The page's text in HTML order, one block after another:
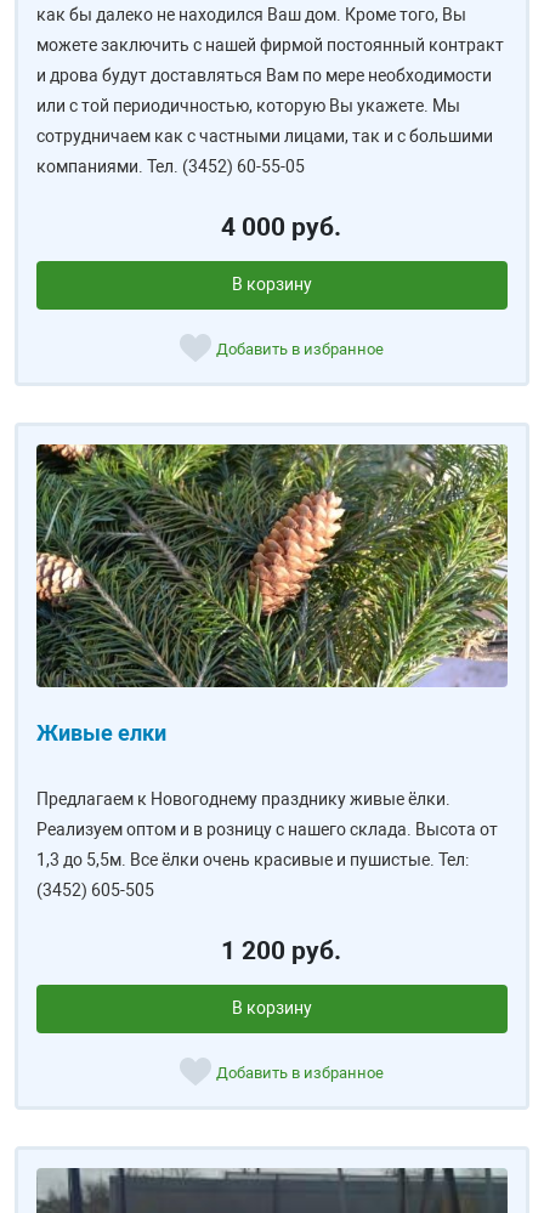
как бы далеко не находился Ваш дом. Кроме того, Вы
можете заключить с нашей фирмой постоянный контракт
и дрова будут доставляться Вам по мере необходимости
или с той периодичностью, которую Вы укажете. Мы
сотрудничаем как с частными лицами, так и с большими
компаниями. Тел. (3452) 60-55-05
4 000 руб.
В корзину
Добавить в избранное
Живые елки
Предлагаем к Новогоднему празднику живые ёлки.
Реализуем оптом и в розницу с нашего склада. Высота от
1,3 до 5,5м. Все ёлки очень красивые и пушистые. Тел:
(3452) 605-505
1 200 руб.
В корзину
Добавить в избранное